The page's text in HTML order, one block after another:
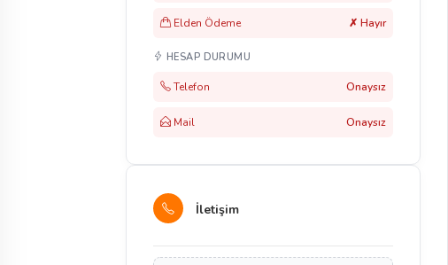
Elden Ödeme ✗ Hayır
HESAP DURUMU
Telefon Onaysız
Mail Onaysız
İletişim